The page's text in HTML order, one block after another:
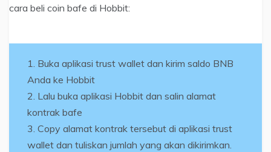
cara beli coin bafe di Hobbit:
Buka aplikasi trust wallet dan kirim saldo BNB
Anda ke Hobbit
Lalu buka aplikasi Hobbit dan salin alamat
kontrak bafe
Copy alamat kontrak tersebut di aplikasi trust
wallet dan tuliskan jumlah yang akan dikirimkan.